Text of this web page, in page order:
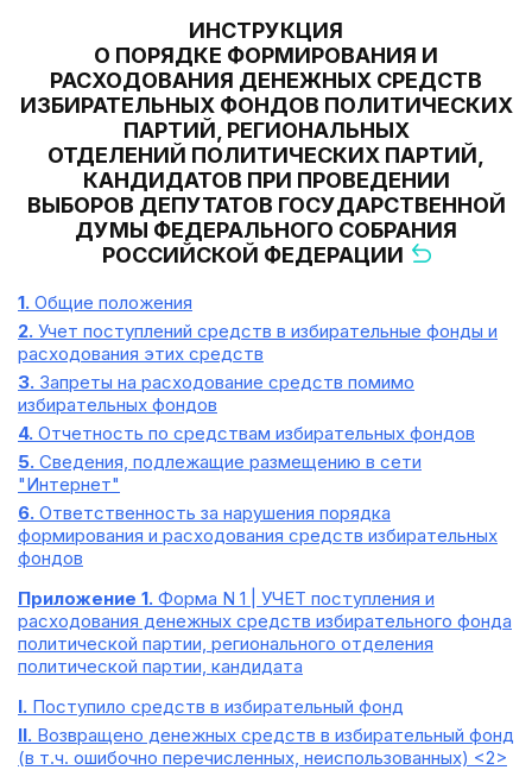
ИНСТРУКЦИЯ
О ПОРЯДКЕ ФОРМИРОВАНИЯ И
РАСХОДОВАНИЯ ДЕНЕЖНЫХ СРЕДСТВ
ИЗБИРАТЕЛЬНЫХ ФОНДОВ ПОЛИТИЧЕСКИХ
ПАРТИЙ, РЕГИОНАЛЬНЫХ
ОТДЕЛЕНИЙ ПОЛИТИЧЕСКИХ ПАРТИЙ,
КАНДИДАТОВ ПРИ ПРОВЕДЕНИИ
ВЫБОРОВ ДЕПУТАТОВ ГОСУДАРСТВЕННОЙ
ДУМЫ ФЕДЕРАЛЬНОГО СОБРАНИЯ
РОССИЙСКОЙ ФЕДЕРАЦИИ
1. Общие положения
2. Учет поступлений средств в избирательные фонды и
расходования этих средств
3. Запреты на расходование средств помимо
избирательных фондов
4. Отчетность по средствам избирательных фондов
5. Сведения, подлежащие размещению в сети
"Интернет"
6. Ответственность за нарушения порядка
формирования и расходования средств избирательных
фондов
Приложение 1. Форма N 1 | УЧЕТ поступления и
расходования денежных средств избирательного фонда
политической партии, регионального отделения
политической партии, кандидата
I. Поступило средств в избирательный фонд
II. Возвращено денежных средств в избирательный фонд
(в т.ч. ошибочно перечисленных, неиспользованных) <2>